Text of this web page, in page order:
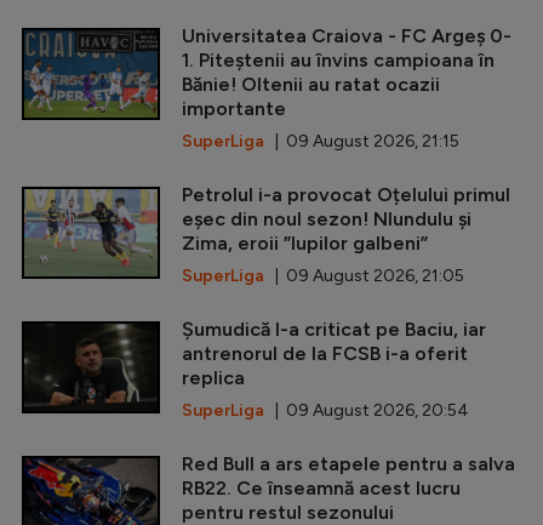
Universitatea Craiova - FC Argeș 0-
1. Piteștenii au învins campioana în
Bănie! Oltenii au ratat ocazii
importante
SuperLiga | 09 August 2026, 21:15
Petrolul i-a provocat Oțelului primul
eșec din noul sezon! Nlundulu și
Zima, eroii ”lupilor galbeni”
SuperLiga | 09 August 2026, 21:05
Șumudică l-a criticat pe Baciu, iar
antrenorul de la FCSB i-a oferit
replica
SuperLiga | 09 August 2026, 20:54
Red Bull a ars etapele pentru a salva
RB22. Ce înseamnă acest lucru
pentru restul sezonului